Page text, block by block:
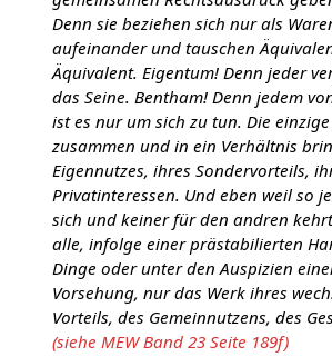
Denn sie beziehen sich nur als
aufeinander und tauschen
Äquivalent. Eigentum! Denn jeder
das Seine. Bentham! Denn jedem
ist es nur um sich zu tun. Die
zusammen und in ein Verhältnis
Eigennutzes, ihres Sondervorteils,
Privatinteressen. Und eben weil so
sich und keiner für den andren
alle, infolge einer prästabilierten
Dinge oder unter den Auspizien
Vorsehung, nur das Werk ihres
Vorteils, des Gemeinnutzens, des
(siehe MEW Band 23 Seite 189f)